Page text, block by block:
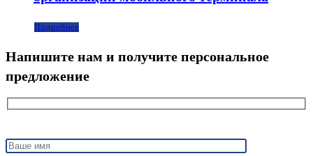
Подробнее
Напишите нам и получите персональное
предложение